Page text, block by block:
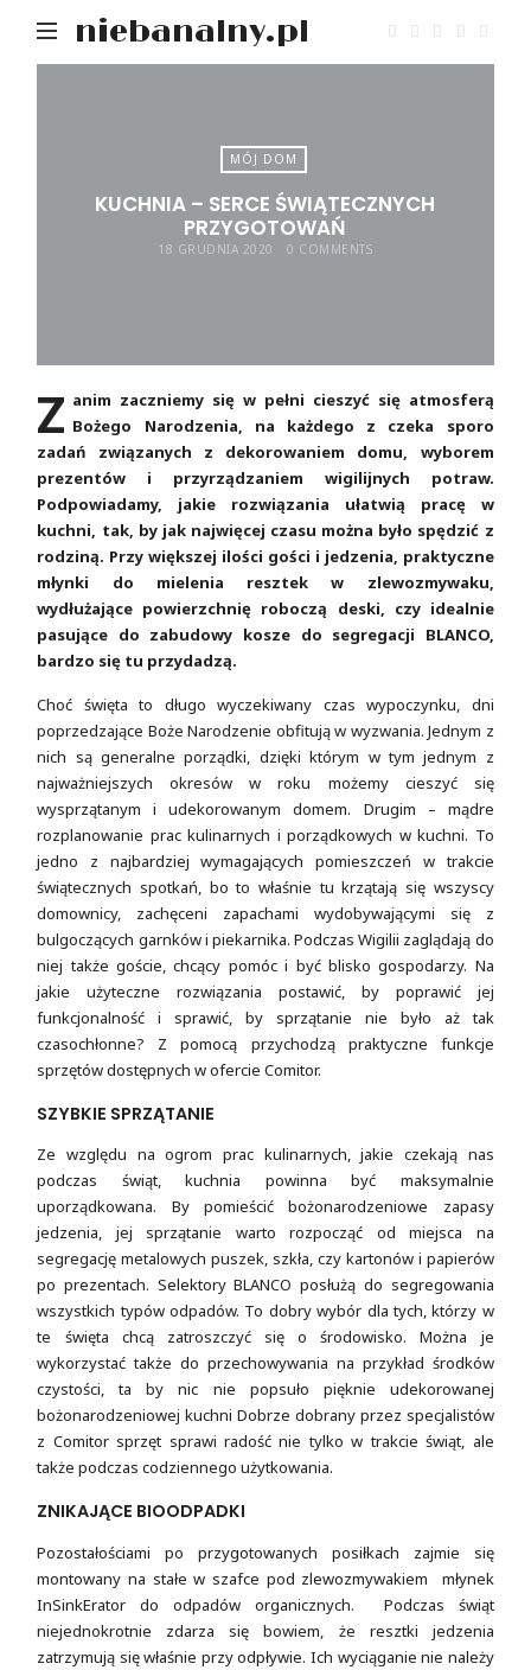
niebanalny.pl
MÓJ DOM
KUCHNIA – SERCE ŚWIĄTECZNYCH
PRZYGOTOWAŃ
18 GRUDNIA 2020 0 COMMENTS
Z anim zaczniemy się w pełni cieszyć się atmosferą
Bożego Narodzenia, na każdego z czeka sporo
zadań związanych z dekorowaniem domu, wyborem
prezentów i przyrządzaniem wigilijnych potraw.
Podpowiadamy, jakie rozwiązania ułatwią pracę w
kuchni, tak, by jak najwięcej czasu można było spędzić z
rodziną. Przy większej ilości gości i jedzenia, praktyczne
młynki do mielenia resztek w zlewozmywaku,
wydłużające powierzchnię roboczą deski, czy idealnie
pasujące do zabudowy kosze do segregacji BLANCO,
bardzo się tu przydadzą.
Choć święta to długo wyczekiwany czas wypoczynku, dni
poprzedzające Boże Narodzenie obfitują w wyzwania. Jednym z
nich są generalne porządki, dzięki którym w tym jednym z
najważniejszych okresów w roku możemy cieszyć się
wysprzątanym i udekorowanym domem. Drugim – mądre
rozplanowanie prac kulinarnych i porządkowych w kuchni. To
jedno z najbardziej wymagających pomieszczeń w trakcie
świątecznych spotkań, bo to właśnie tu krzątają się wszyscy
domownicy, zachęceni zapachami wydobywającymi się z
bulgoczących garnków i piekarnika. Podczas Wigilii zaglądają do
niej także goście, chcący pomóc i być blisko gospodarzy. Na
jakie użyteczne rozwiązania postawić, by poprawić jej
funkcjonalność i sprawić, by sprzątanie nie było aż tak
czasochłonne? Z pomocą przychodzą praktyczne funkcje
sprzętów dostępnych w ofercie Comitor.
SZYBKIE SPRZĄTANIE
Ze względu na ogrom prac kulinarnych, jakie czekają nas
podczas świąt, kuchnia powinna być maksymalnie
uporządkowana. By pomieścić bożonarodzeniowe zapasy
jedzenia, jej sprzątanie warto rozpocząć od miejsca na
segregację metalowych puszek, szkła, czy kartonów i papierów
po prezentach. Selektory BLANCO posłużą do segregowania
wszystkich typów odpadów. To dobry wybór dla tych, którzy w
te święta chcą zatroszczyć się o środowisko. Można je
wykorzystać także do przechowywania na przykład środków
czystości, ta by nic nie popsuło pięknie udekorowanej
bożonarodzeniowej kuchni Dobrze dobrany przez specjalistów
z Comitor sprzęt sprawi radość nie tylko w trakcie świąt, ale
także podczas codziennego użytkowania.
ZNIKAJĄCE BIOODPADKI
Pozostałościami po przygotowanych posiłkach zajmie się
montowany na stałe w szafce pod zlewozmywakiem młynek
InSinkErator do odpadów organicznych. Podczas świąt
niejednokrotnie zdarza się bowiem, że resztki jedzenia
zatrzymują się właśnie przy odpływie. Ich wyciąganie nie należy